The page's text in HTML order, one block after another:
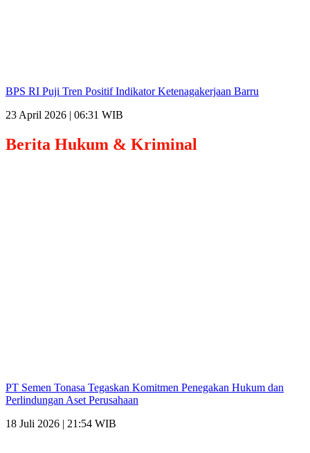
BPS RI Puji Tren Positif Indikator Ketenagakerjaan Barru
23 April 2026 | 06:31 WIB
Berita Hukum & Kriminal
PT Semen Tonasa Tegaskan Komitmen Penegakan Hukum dan
Perlindungan Aset Perusahaan
18 Juli 2026 | 21:54 WIB